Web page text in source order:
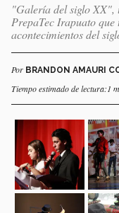
"Galería del siglo XX",
PrepaTec Irapuato
acontecimientos del
Por BRANDON AMAURI
Tiempo estimado de lectura:1